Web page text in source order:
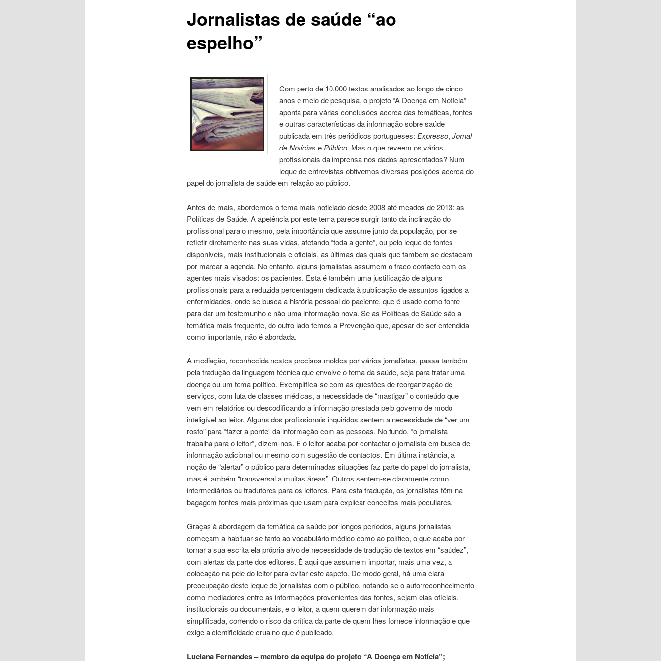
Jornalistas de saúde “ao
espelho”
Com perto de 10.000 textos analisados ao longo de cinco
anos e meio de pesquisa, o projeto “A Doença em Notícia”
aponta para várias conclusões acerca das temáticas, fontes
e outras características da informação sobre saúde
publicada em três periódicos portugueses:Expresso,Jornal
de Notícias ePúblico. Mas o que reveem os vários
profissionais da imprensa nos dados apresentados? Num
leque de entrevistas obtivemos diversas posições acerca do
papel do jornalista de saúde em relação ao público.
Antes de mais, abordemos o tema mais noticiado desde 2008 até meados de 2013: as
Políticas de Saúde. A apetência por este tema parece surgir tanto da inclinação do
profissional para o mesmo, pela importância que assume junto da população, por se
refletir diretamente nas suas vidas, afetando “toda a gente”, ou pelo leque de fontes
disponíveis, mais institucionais e oficiais, as últimas das quais que também se destacam
por marcar a agenda. No entanto, alguns jornalistas assumem o fraco contacto com os
agentes mais visados: os pacientes. Esta é também uma justificação de alguns
profissionais para a reduzida percentagem dedicada à publicação de assuntos ligados a
enfermidades, onde se busca a história pessoal do paciente, que é usado como fonte
para dar um testemunho e não uma informação nova. Se as Políticas de Saúde são a
temática mais frequente, do outro lado temos a Prevenção que, apesar de ser entendida
como importante, não é abordada.
A mediação, reconhecida nestes precisos moldes por vários jornalistas, passa também
pela tradução da linguagem técnica que envolve o tema da saúde, seja para tratar uma
doença ou um tema político. Exemplifica-se com as questões de reorganização de
serviços, com luta de classes médicas, a necessidade de “mastigar” o conteúdo que
vem em relatórios ou descodificando a informação prestada pelo governo de modo
inteligível ao leitor. Alguns dos profissionais inquiridos sentem a necessidade de “ver um
rosto” para “fazer a ponte” da informação com as pessoas. No fundo, “o jornalista
trabalha para o leitor”, dizem-nos. E o leitor acaba por contactar o jornalista em busca de
informação adicional ou mesmo com sugestão de contactos. Em última instância, a
noção de “alertar” o público para determinadas situações faz parte do papel do jornalista,
mas é também “transversal a muitas áreas”. Outros sentem-se claramente como
intermediários ou tradutores para os leitores. Para esta tradução, os jornalistas têm na
bagagem fontes mais próximas que usam para explicar conceitos mais peculiares.
Graças à abordagem da temática da saúde por longos períodos, alguns jornalistas
começam a habituar-se tanto ao vocabulário médico como ao político, o que acaba por
tornar a sua escrita ela própria alvo de necessidade de tradução de textos em “saúdez”,
com alertas da parte dos editores. É aqui que assumem importar, mais uma vez, a
colocação na pele do leitor para evitar este aspeto. De modo geral, há uma clara
preocupação deste leque de jornalistas com o público, notando-se o autorreconhecimento
como mediadores entre as informações provenientes das fontes, sejam elas oficiais,
institucionais ou documentais, e o leitor, a quem querem dar informação mais
simplificada, correndo o risco da crítica da parte de quem lhes fornece informação e que
exige a cientificidade crua no que é publicado.
Luciana Fernandes – membro da equipa do projeto “A Doença em Notícia”;